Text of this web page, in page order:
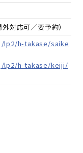
対応可／要予約）
lp2/h-takase/saike
lp2/h-takase/keiji/